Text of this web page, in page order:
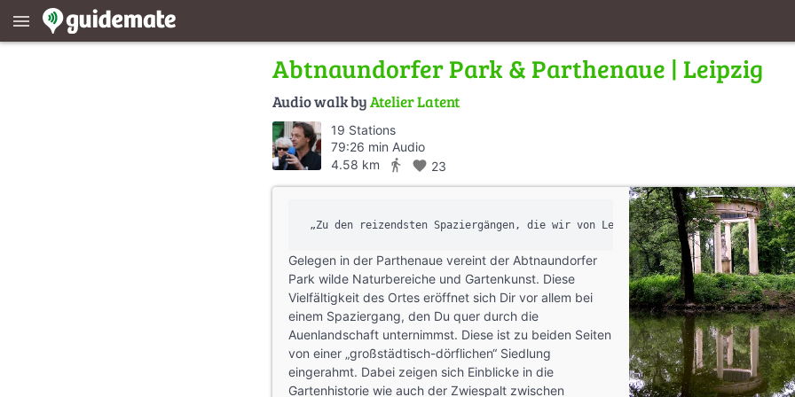
menu
Abtnaundorfer Park & Parthenaue | Leipzig
Audio walk byAtelier Latent
19 Stations
79:26 min Audio
4.58 km
directions_walk favorite 23
Gelegen in der Parthenaue vereint der Abtnaundorfer
Park wilde Naturbereiche und Gartenkunst. Diese
Vielfältigkeit des Ortes eröffnet sich Dir vor allem bei
einem Spaziergang, den Du quer durch die
Auenlandschaft unternimmst. Diese ist zu beiden Seiten
von einer „großstädtisch-dörflichen“ Siedlung
eingerahmt. Dabei zeigen sich Einblicke in die
Gartenhistorie wie auch der Zwiespalt zwischen